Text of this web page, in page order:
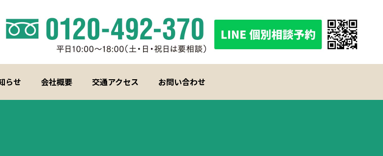
らせ 会社概要 交通アクセス お問い合わせ